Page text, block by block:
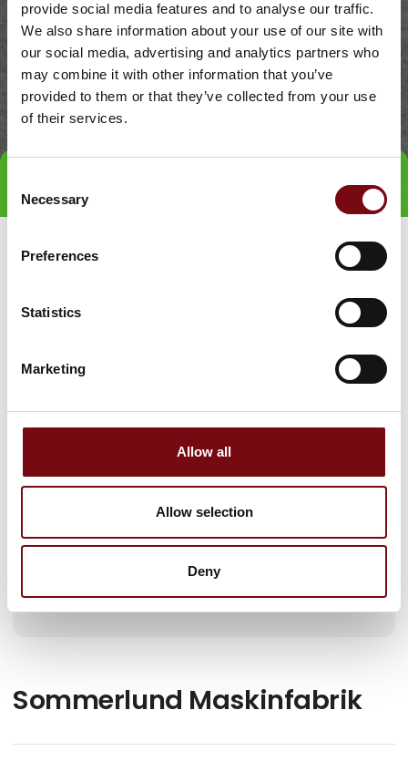
provide social media features and to analyse our traffic.
We also share information about your use of our site with
our social media, advertising and analytics partners who
may combine it with other information that you’ve
provided to them or that they’ve collected from your use
of their services.
Selection
Necessary
Preferences
Statistics
Marketing
Allow all
Allow selection
Deny
Gå til hjemmeside
Sommerlund Maskinfabrik